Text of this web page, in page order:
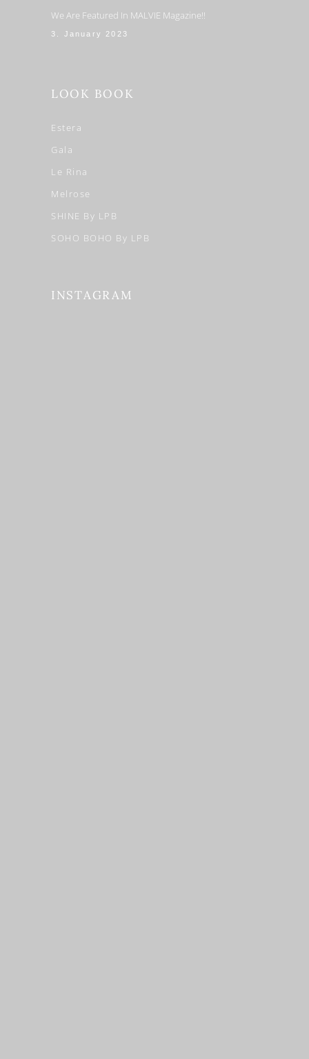
We Are Featured In MALVIE Magazine!!
3. January 2023
LOOK BOOK
Estera
Gala
Le Rina
Melrose
SHINE By LPB
SOHO BOHO By LPB
INSTAGRAM